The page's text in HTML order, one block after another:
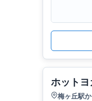
ホット
梅ヶ丘駅